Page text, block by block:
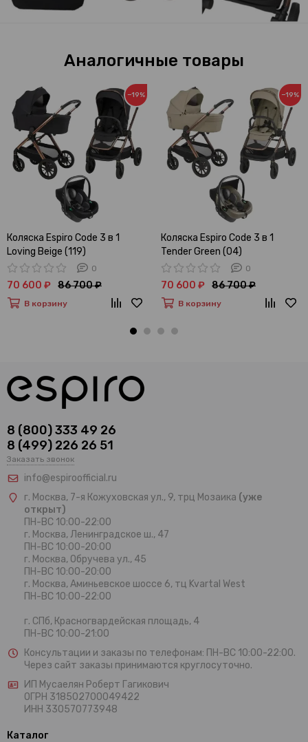
Аналогичные товары
−19%
Коляска Espiro Code 3 в 1
Loving Beige (119)
0
70 600 ₽ 86 700 ₽
В корзину
−19%
Коляска Espiro Code 3 в 1
Tender Green (04)
0
70 600 ₽ 86 700 ₽
В корзину
8 (800) 333 49 26
8 (499) 226 26 51
Заказать звонок
info@espiroofficial.ru
г. Москва, 7-я Кожуховская ул., 9, трц Мозаика (уже
открыт)
ПН-ВС 10:00-22:00
г. Москва, Ленинградское ш., 47
ПН-ВС 10:00-20:00
г. Москва, Обручева ул., 45
ПН-ВС 10:00-20:00
г. Москва, Аминьевское шоссе 6, тц Kvartal West
ПН-ВС 10:00-22:00
г. СПб, Красногвардейская площадь, 4
ПН-ВС 10:00-21:00
Консультации и заказы по телефонам: ПН-ВС 10:00-22:00.
Через сайт заказы принимаются круглосуточно.
ИП Мусаелян Роберт Гагикович
ОГРН 318502700049422
ИНН 330570773948
Каталог